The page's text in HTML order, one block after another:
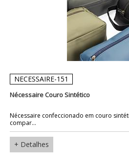
NECESSAIRE-151
Nécessaire Couro Sintético
Nécessaire confeccionado em couro
compar...
+ Detalhes